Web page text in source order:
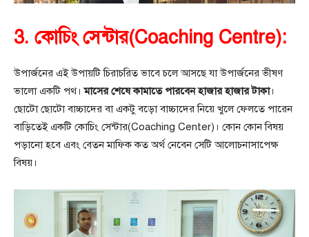
3. কোচিং সেন্টার(Coaching Centre):
উপার্জনের এই উপায়টি চিরাচরিত ভাবে চলে আসছে যা উপার্জনের ভীষণ
ভালো একটি পথ।মাসের শেষে কামাতে পারবেন হাজার হাজার টাকা।
ছোটো ছোটো বাচ্চাদের বা একটু বড়ো বাচ্চাদের নিয়ে খুলে ফেলতে পারেন
বাড়িতেই একটি কোচিং সেন্টার(Coaching Center)। কোন কোন বিষয়
পড়ানো হবে এবং বেতন মাফিক কত অর্থ নেবেন সেটি আলোচনাসাপেক্ষ
বিষয়।